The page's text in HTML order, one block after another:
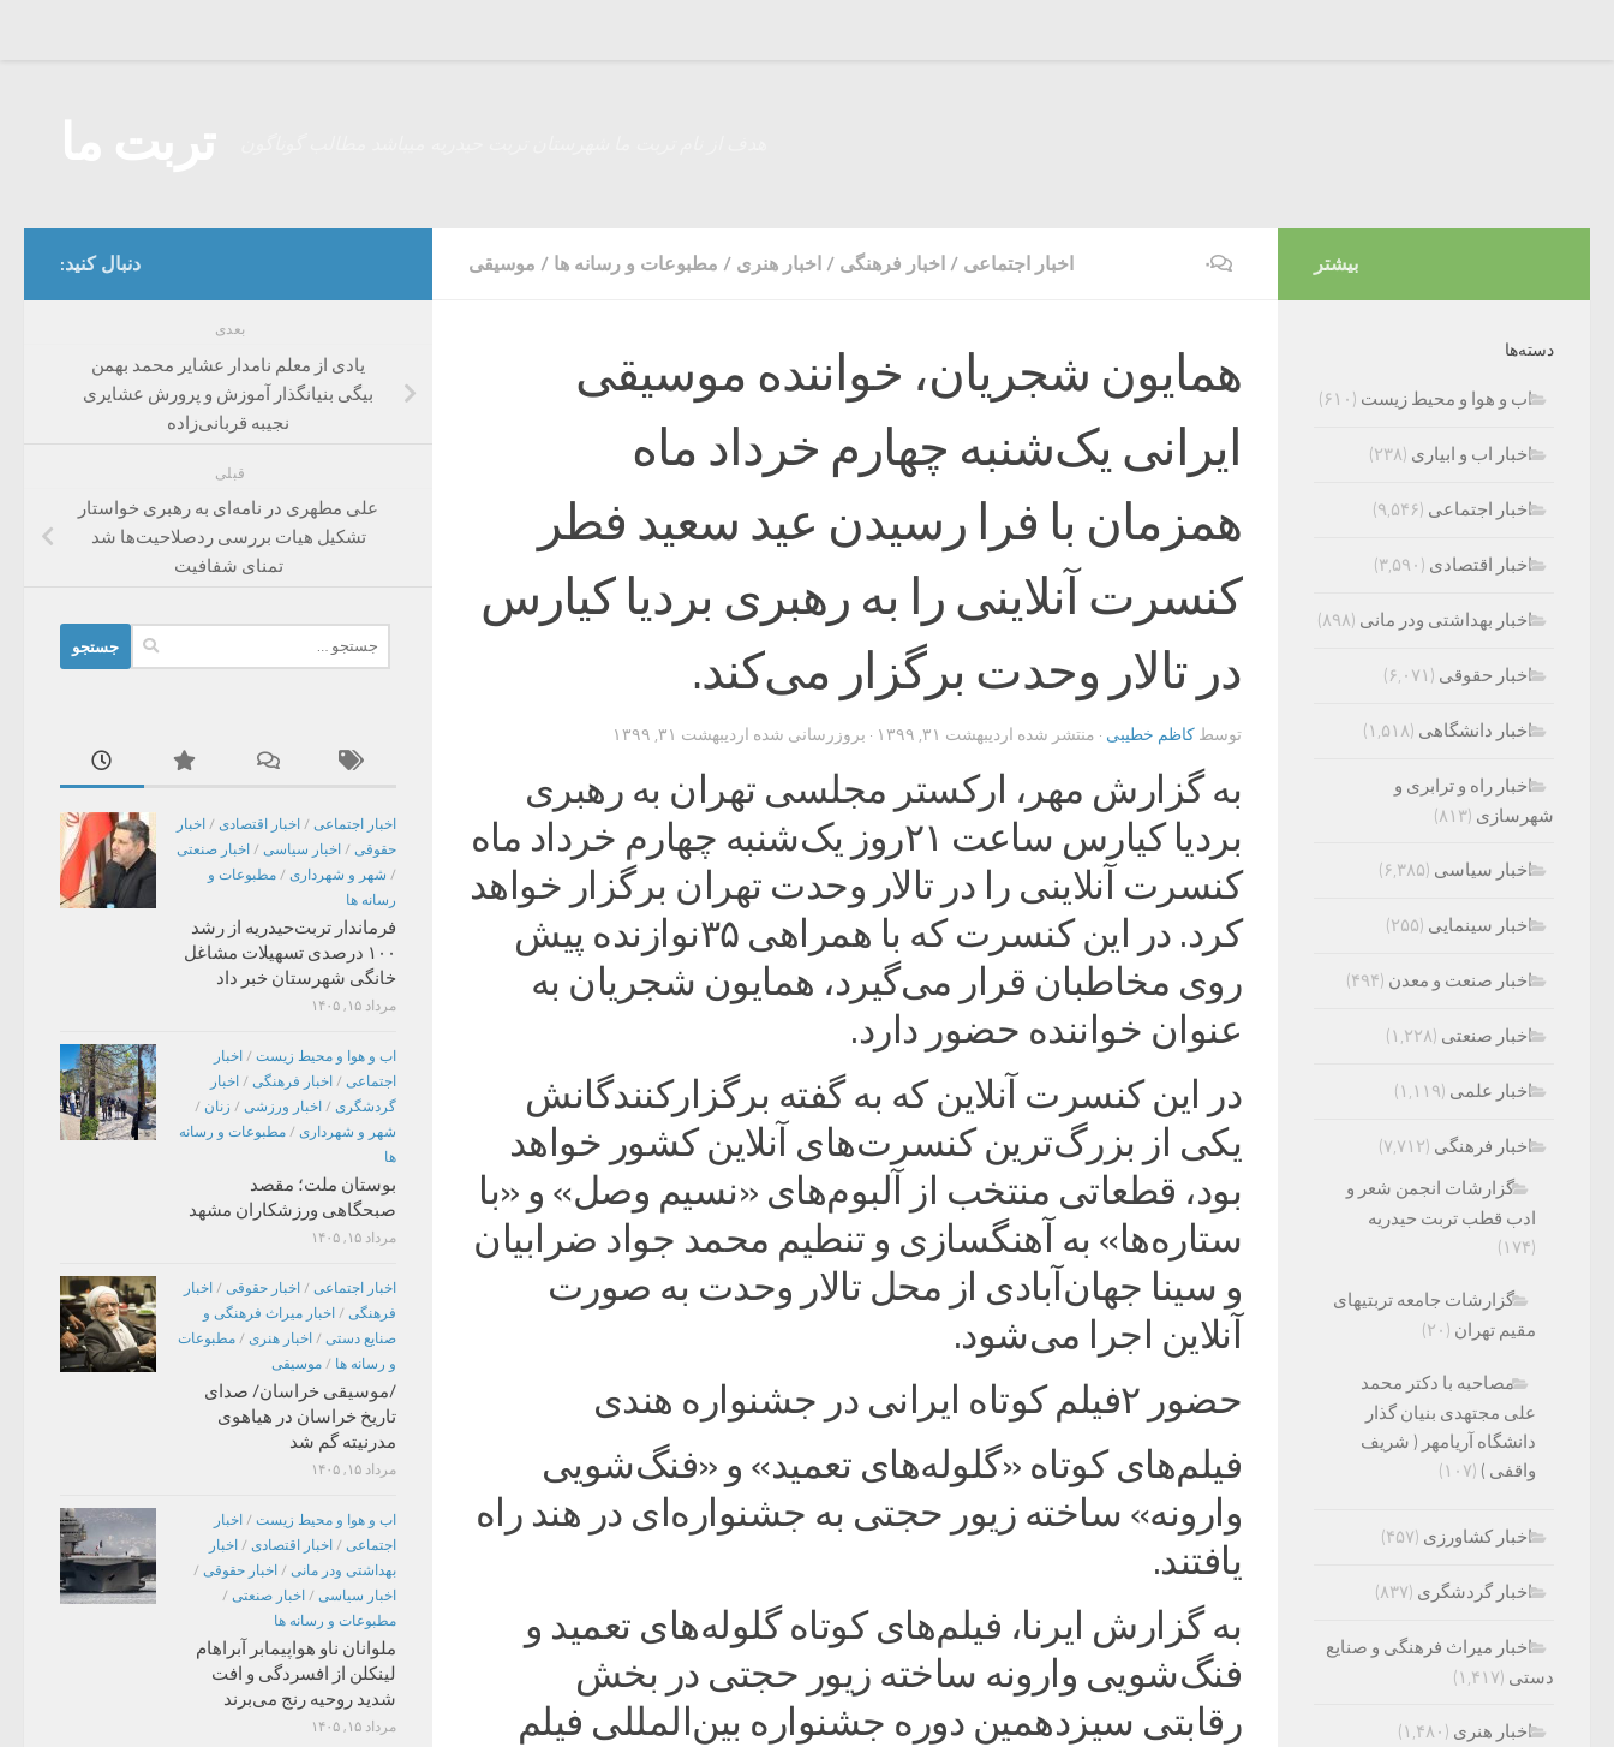
اخبار اجتماعی / اخبار فرهنگی / اخبار هنری / مطبوعات و رسانه ها / موسیقی ۰
همایون شجریان، خواننده موسیقی
ایرانی یک‌شنبه چهارم خرداد ماه
همزمان با فرا رسیدن عید سعید فطر
کنسرت آنلاینی را به رهبری بردیا کیارس
در تالار وحدت برگزار می‌کند.‌
توسط کاظم خطیبی · منتشر شده اردیبهشت ۳۱, ۱۳۹۹ · بروزرسانی شده اردیبهشت ۳۱, ۱۳۹۹
به گزارش مهر، ارکستر مجلسی تهران به رهبری
بردیا کیارس ساعت ۲۱روز یک‌شنبه چهارم خرداد ماه
کنسرت آنلاینی را در تالار وحدت تهران برگزار خواهد
کرد. در این کنسرت که با همراهی ۳۵نوازنده پیش
روی مخاطبان قرار می‌گیرد، همایون شجریان به
عنوان خواننده حضور دارد.‌
در این کنسرت آنلاین که به گفته برگزارکنندگانش
یکی از بزرگ‌ترین کنسرت‌های آنلاین کشور خواهد
بود، قطعاتی منتخب از آلبوم‌های «نسیم وصل» و «با
ستاره‌ها» به آهنگسازی و تنطیم محمد جواد ضرابیان
و سینا جهان‌آبادی از محل تالار وحدت به صورت
آنلاین اجرا می‌شود.‌
‌حضور ۲فیلم کوتاه ایرانی در جشنواره هندی‌
فیلم‌های کوتاه «گلوله‌های تعمید» و «فنگ‌شویی
وارونه» ساخته زیور حجتی به جشنواره‌ای در هند راه
یافتند.‌
به گزارش ایرنا، فیلم‌های کوتاه گلوله‌های تعمید و
فنگ‌شویی وارونه ساخته زیور حجتی در بخش
رقابتی سیزدهمین دوره جشنواره بین‌المللی فیلم
دنبال کنید:
بعدی
یادى از معلم نامدار عشایر محمد بهمن
بیگى بنیانگذار آموزش و پرورش عشایری
نجیبه قربانی‌زاده
قبلی
علی مطهری در نامه‌ای به رهبری خواستار
تشکیل هیات بررسی ردصلاحیت‌ها شد
تمنای شفافیت
برای:
اخبار اجتماعی / اخبار اقتصادی / اخبار
حقوقی / اخبار سیاسی / اخبار صنعتی
/ شهر و شهرداری / مطبوعات و
رسانه ها
فرماندار تربت‌حیدریه از رشد
۱۰۰ درصدی تسهیلات مشاغل
خانگی شهرستان خبر داد
مرداد ۱۵, ۱۴۰۵
اب و هوا و محیط زیست / اخبار
اجتماعی / اخبار فرهنگی / اخبار
گردشگری / اخبار ورزشی / زنان /
شهر و شهرداری / مطبوعات و رسانه
ها
بوستان ملت؛ مقصد
صبحگاهی ورزشکاران مشهد
مرداد ۱۵, ۱۴۰۵
اخبار اجتماعی / اخبار حقوقی / اخبار
فرهنگی / اخبار میراث فرهنگی و
صنایع دستی / اخبار هنری / مطبوعات
و رسانه ها / موسیقی
/موسیقی خراسان/ صدای
تاریخ خراسان در هیاهوی
مدرنیته گم شد
مرداد ۱۵, ۱۴۰۵
اب و هوا و محیط زیست / اخبار
اجتماعی / اخبار اقتصادی / اخبار
بهداشتی ودر مانی / اخبار حقوقی /
اخبار سیاسی / اخبار صنعتی /
مطبوعات و رسانه ها
ملوانان ناو هواپیمابر آبراهام
لینکلن از افسردگی و افت
شدید روحیه رنج می‌برند
مرداد ۱۵, ۱۴۰۵
بیشتر
دسته‌ها
اب و هوا و محیط زیست (۶۱۰)
اخبار اب و ابیاری (۲۳۸)
اخبار اجتماعی (۹,۵۴۶)
اخبار اقتصادی (۳,۵۹۰)
اخبار بهداشتی ودر مانی (۸۹۸)
اخبار حقوقی (۶,۰۷۱)
اخبار دانشگاهی (۱,۵۱۸)
اخبار راه و ترابری و
شهرسازی (۸۱۳)
اخبار سیاسی (۶,۳۸۵)
اخبار سینمایی (۲۵۵)
اخبار صنعت و معدن (۴۹۴)
اخبار صنعتی (۱,۲۲۸)
اخبار علمی (۱,۱۱۹)
اخبار فرهنگی (۷,۷۱۲)
گزارشات انجمن شعر و
ادب قطب تربت حیدریه
(۱۷۴)
گزارشات جامعه تربتیهای
مقیم تهران (۲۰)
مصاحبه با دکتر محمد
علی مجتهدی بنیان گذار
دانشگاه آریامهر ( شریف
واقفی ) (۱۰۷)
اخبار کشاورزی (۴۵۷)
اخبار گردشگری (۸۳۷)
اخبار میراث فرهنگی و صنایع
دستی (۱,۴۱۷)
اخبار هنری (۱,۴۸۰)